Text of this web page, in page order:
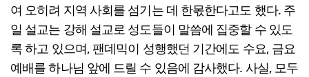
여 오히려 지역 사회를 섬기는 데 한몫한다고도 했다. 주
일 설교는 강해 설교로 성도들이 말씀에 집중할 수 있도
록 하고 있으며, 팬데믹이 성행했던 기간에도 수요, 금요
예배를 하나님 앞에 드릴 수 있음에 감사했다. 사실, 모두